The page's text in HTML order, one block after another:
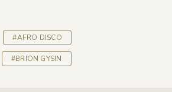
#AFRO DISCO
#BRION GYSIN